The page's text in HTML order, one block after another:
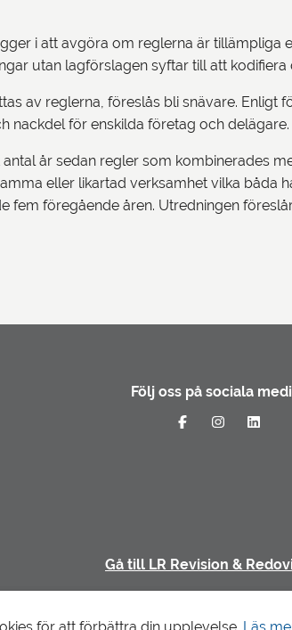
i att avgöra om reglerna är tillämpliga
utan lagförslagen syftar till att kodifiera
av reglerna, föreslås bli snävare.
nackdel för enskilda företag och delägare.
år sedan regler som kombinerades
eller likartad verksamhet vilka
föregående åren. Utredningen
Följ oss på sociala
Gå till LR Revision &
för att förbättra din upplevelse. Läs